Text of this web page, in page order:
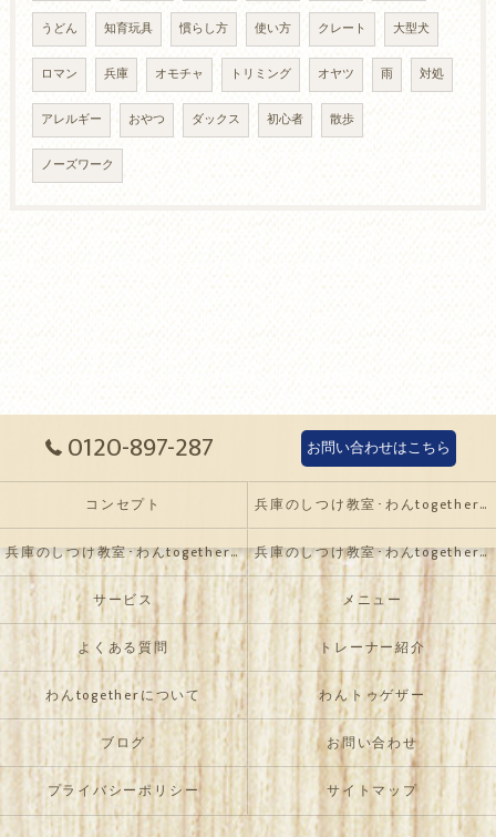
うどん 知育玩具 慣らし方 使い方 クレート 大型犬
ロマン 兵庫 オモチャ トリミング オヤツ 雨 対処
アレルギー おやつ ダックス 初心者 散歩
ノーズワーク
0120-897-287 お問い合わせはこちら
コンセプト 兵庫のしつけ教室･わんtogetherの口コミ情報
兵庫のしつけ教室･わんtogetherの評判 兵庫のしつけ教室･わんtogetherのお客様の声
サービス メニュー
よくある質問 トレーナー紹介
わんtogetherについて わんトゥゲザー
ブログ お問い合わせ
プライバシーポリシー サイトマップ